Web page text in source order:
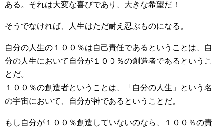
ある。それは大変な喜びであり、大きな希望だ！
そうでなければ、人生はただ耐え忍ぶものになる。
自分の人生の１００％は自己責任であるということは、自
分の人生において自分が１００％の創造者であるというこ
とだ。
１００％の創造者ということは、「自分の人生」という名
の宇宙において、自分が神であるということだ。
もし自分が１００％創造していないのなら、１００％の責